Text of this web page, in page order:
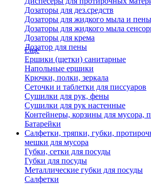
Дозаторы для дез.средств
Дозаторы для жидкого мыла и
Дозаторы для жидкого мыла
Дозаторы для крема
Дозатор для пены
Еще
Ершики (щетки) санитарные
Напольные ершики
Крючки, полки, зеркала
Сеточки и таблетки для писсуаров
Сушилки для рук, фены
Сушилки для рук настенные
Контейнеры, корзины для мусора,
Батарейки
Салфетки, тряпки, губки,
мешки для мусора
Губки, сетки для посуды
Губки для посуды
Металлические губки для посуды
Салфетки